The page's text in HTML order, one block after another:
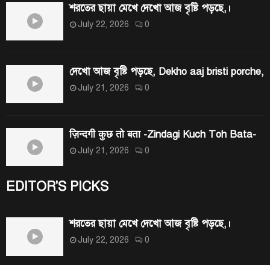
শরতের ছায়া মেখে দেখো আজ বৃষ্টি পড়ছে,।
July 22, 2026 0
দেখো আজ বৃষ্টি পড়ছে, Dekho aaj bristi porche,
July 21, 2026 0
ज़िन्दगी कुछ तो बता -Zindagi Kuch Toh Bata-
July 21, 2026 0
EDITOR'S PICKS
শরতের ছায়া মেখে দেখো আজ বৃষ্টি পড়ছে,।
July 22, 2026 0